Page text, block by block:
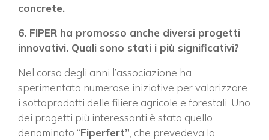
concrete.
6. FIPER ha promosso anche diversi progetti
innovativi. Quali sono stati i più significativi?
Nel corso degli anni l’associazione ha
sperimentato numerose iniziative per valorizzare
i sottoprodotti delle filiere agricole e forestali. Uno
dei progetti più interessanti è stato quello
denominato “Fiperfert” , che prevedeva la